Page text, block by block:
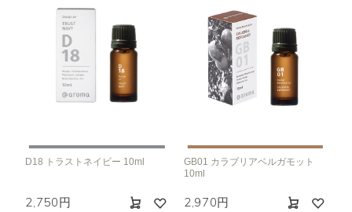
D18 トラストネイビー 10ml
2,750円
GB01 カラブリアベルガモット
10ml
2,970円